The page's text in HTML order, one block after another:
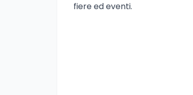
fiere ed eventi.